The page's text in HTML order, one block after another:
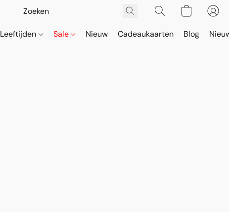
Leeftijden Sale Nieuw Cadeaukaarten Blog